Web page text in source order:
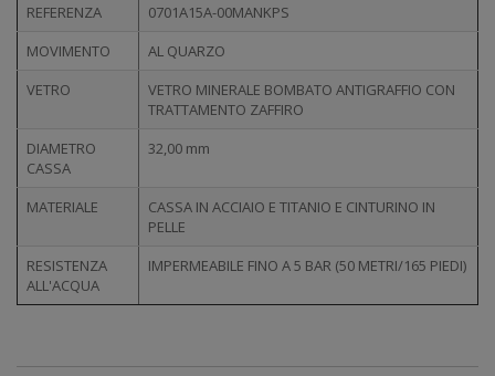
REFERENZA
0701A15A-00MANKPS
MOVIMENTO
AL QUARZO
VETRO
VETRO MINERALE BOMBATO ANTIGRAFFIO CON
TRATTAMENTO ZAFFIRO
DIAMETRO
CASSA
32,00 mm
MATERIALE
CASSA IN ACCIAIO E TITANIO E CINTURINO IN
PELLE
RESISTENZA
ALL'ACQUA
IMPERMEABILE FINO A 5 BAR (50 METRI/165 PIEDI)